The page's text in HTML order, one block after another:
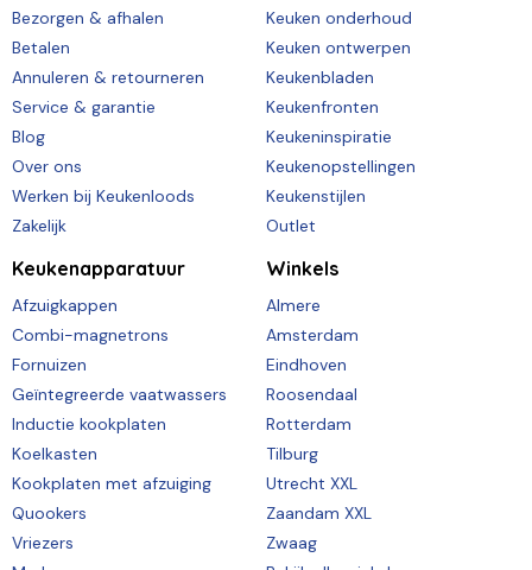
Bezorgen & afhalen
Betalen
Annuleren & retourneren
Service & garantie
Blog
Over ons
Werken bij Keukenloods
Zakelijk
Keuken onderhoud
Keuken ontwerpen
Keukenbladen
Keukenfronten
Keukeninspiratie
Keukenopstellingen
Keukenstijlen
Outlet
Keukenapparatuur
Afzuigkappen
Combi-magnetrons
Fornuizen
Geïntegreerde vaatwassers
Inductie kookplaten
Koelkasten
Kookplaten met afzuiging
Quookers
Vriezers
Winkels
Almere
Amsterdam
Eindhoven
Roosendaal
Rotterdam
Tilburg
Utrecht XXL
Zaandam XXL
Zwaag